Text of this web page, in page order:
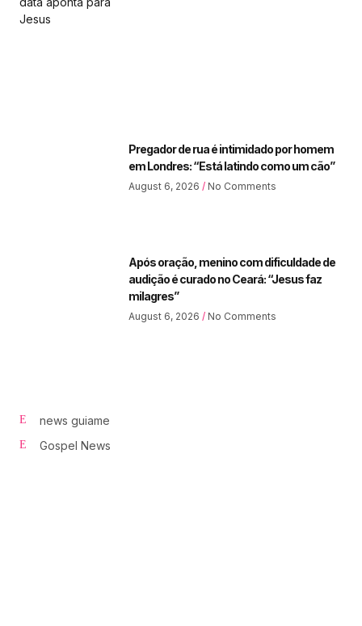
Pregador de rua é intimidado por homem
em Londres: “Está latindo como um cão”
August 6, 2026 No Comments
Após oração, menino com dificuldade de
audição é curado no Ceará: “Jesus faz
milagres”
August 6, 2026 No Comments
news guiame
Gospel News